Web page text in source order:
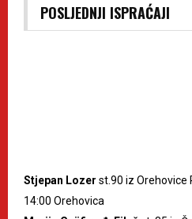
POSLJEDNJI ISPRAĆAJI
Stjepan Lozer st.90 iz Orehovice
14:00 Orehovica